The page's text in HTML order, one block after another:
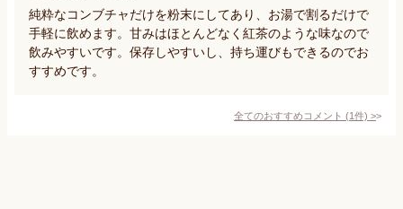
純粋なコンブチャだけを粉末にしてあり、お湯で割るだけで
手軽に飲めます。甘みはほとんどなく紅茶のような味なので
飲みやすいです。保存しやすいし、持ち運びもできるのでお
すすめです。
全てのおすすめコメント (1件) >